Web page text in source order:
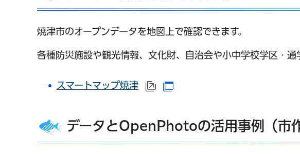
焼津市のオープンデータを地図上で確認できます。
各種防災施設や観光情報、文化財、自治会や小中学校学区・
スマートマップ焼津 （外部サイトへリンク）
データとOpenPhotoの活用事例（市